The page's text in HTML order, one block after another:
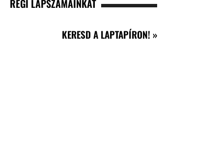
RÉGI LAPSZÁMAINKAT
KERESD A LAPTAPÍRON! »